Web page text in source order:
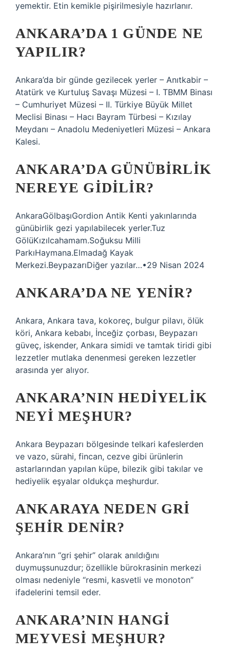
yemektir. Etin kemikle pişirilmesiyle hazırlanır.
ANKARA’DA 1 GÜNDE NE
YAPILIR?
Ankara’da bir günde gezilecek yerler – Anıtkabir –
Atatürk ve Kurtuluş Savaşı Müzesi – I. TBMM Binası
– Cumhuriyet Müzesi – II. Türkiye Büyük Millet
Meclisi Binası – Hacı Bayram Türbesi – Kızılay
Meydanı – Anadolu Medeniyetleri Müzesi – Ankara
Kalesi.
ANKARA’DA GÜNÜBIRLIK
NEREYE GIDILIR?
AnkaraGölbaşıGordion Antik Kenti yakınlarında
günübirlik gezi yapılabilecek yerler.Tuz
GölüKızılcahamam.Soğuksu Milli
ParkıHaymana.Elmadağ Kayak
Merkezi.BeypazarıDiğer yazılar…•29 Nisan 2024
ANKARA’DA NE YENIR?
Ankara, Ankara tava, kokoreç, bulgur pilavı, ölük
köri, Ankara kebabı, İnceğiz çorbası, Beypazarı
güveç, iskender, Ankara simidi ve tamtak tiridi gibi
lezzetler mutlaka denenmesi gereken lezzetler
arasında yer alıyor.
ANKARA’NIN HEDIYELIK
NEYI MEŞHUR?
Ankara Beypazarı bölgesinde telkari kafeslerden
ve vazo, sürahi, fincan, cezve gibi ürünlerin
astarlarından yapılan küpe, bilezik gibi takılar ve
hediyelik eşyalar oldukça meşhurdur.
ANKARAYA NEDEN GRI
ŞEHIR DENIR?
Ankara’nın “gri şehir” olarak anıldığını
duymuşsunuzdur; özellikle bürokrasinin merkezi
olması nedeniyle “resmi, kasvetli ve monoton”
ifadelerini temsil eder.
ANKARA’NIN HANGI
MEYVESI MEŞHUR?